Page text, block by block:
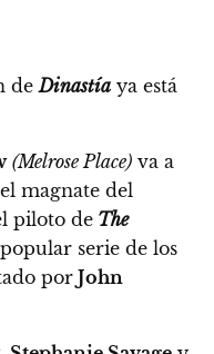
deDinastía ya está
(Melrose Place) va a
magnate del
piloto de The
serie de los
por John